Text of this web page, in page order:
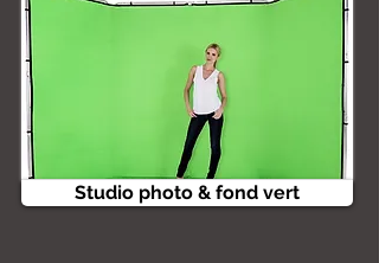
Studio photo & fond vert